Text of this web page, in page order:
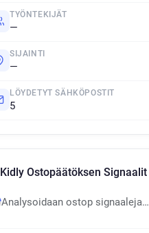
TYÖNTEKIJÄT
—
SIJAINTI
—
LÖYDETYT SÄHKÖPOSTIT
5
Kidly Ostopäätöksen Signaalit
Analysoidaan ostop signaaleja…